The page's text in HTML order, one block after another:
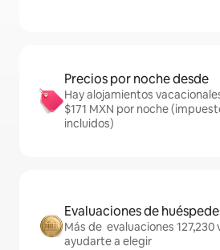
Precios por noche desde
Hay alojamientos
$171 MXN por noche
incluidos)
Evaluaciones de
Más de evaluaciones
ayudarte a elegir